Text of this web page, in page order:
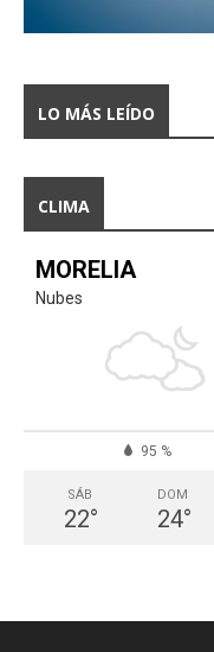
LO MÁS LEÍDO
CLIMA
MORELIA
Nubes
95 %
SÁB
22°
DOM
24°